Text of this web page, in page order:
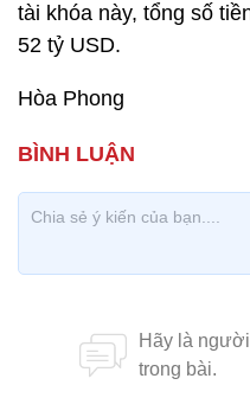
tài khóa này, tổng số
52 tỷ USD.
Hòa Phong